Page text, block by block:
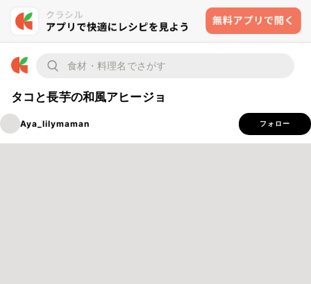
タコと長芋の和風アヒージョ
Aya_lilymaman フォロー